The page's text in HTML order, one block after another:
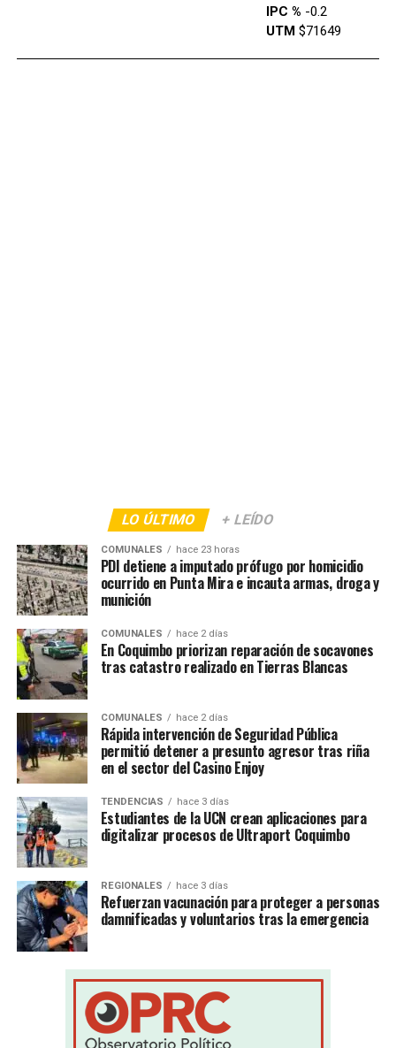
IPC % -0.2
UTM$71649
LO ÚLTIMO + LEÍDO
COMUNALES hace 23 horas
PDI detiene a imputado prófugo por homicidio
ocurrido en Punta Mira e incauta armas, droga y
munición
COMUNALES hace 2 días
En Coquimbo priorizan reparación de socavones
tras catastro realizado en Tierras Blancas
COMUNALES hace 2 días
Rápida intervención de Seguridad Pública
permitió detener a presunto agresor tras riña
en el sector del Casino Enjoy
TENDENCIAS hace 3 días
Estudiantes de la UCN crean aplicaciones para
digitalizar procesos de Ultraport Coquimbo
REGIONALES hace 3 días
Refuerzan vacunación para proteger a personas
damnificadas y voluntarios tras la emergencia